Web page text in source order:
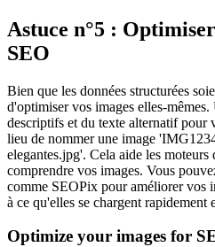
Astuce n°5 :
SEO
Bien que les données structurées
d'optimiser vos images elles-
descriptifs et du texte alternatif pour
lieu de nommer une image
elegantes.jpg'. Cela aide les moteurs
comprendre vos images. Vous
comme SEOPix pour améliorer vos
à ce qu'elles se chargent rapidement
Optimize your images for